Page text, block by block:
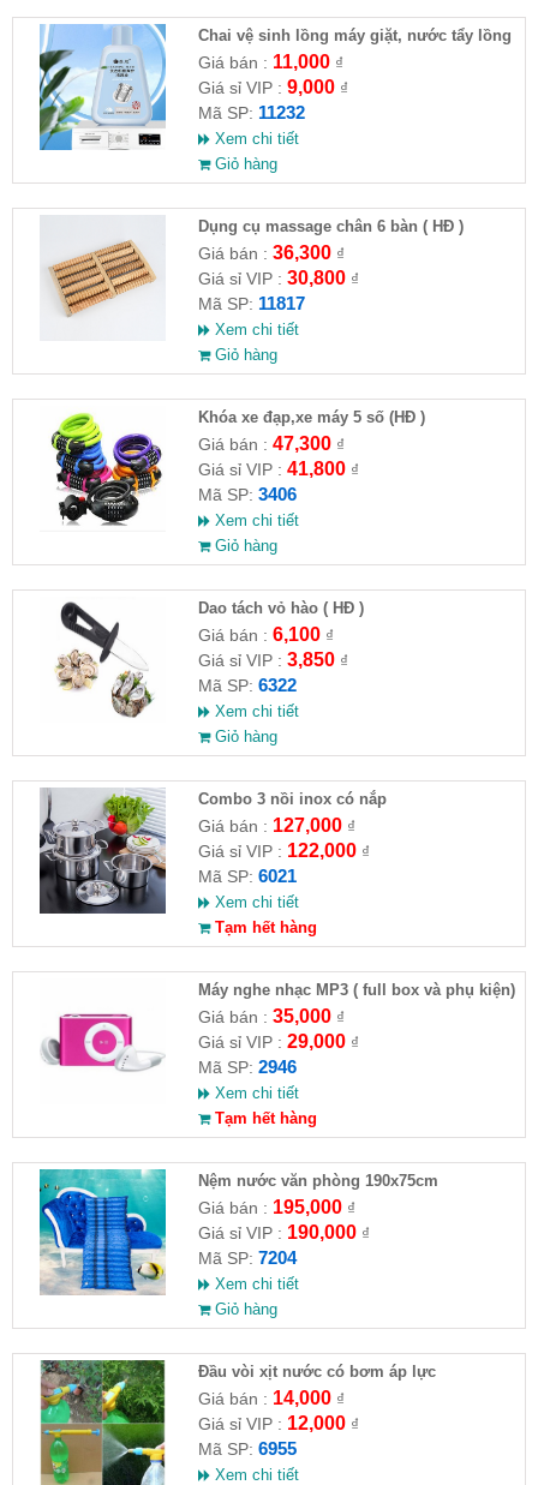
Chai vệ sinh lồng máy giặt, nước tẩy lồng
máy giặt CLEANING FLUID
Giá bán : 11,000₫
Giá sỉ VIP : 9,000₫
Mã SP: 11232
Xem chi tiết
Giỏ hàng
Dụng cụ massage chân 6 bàn ( HĐ )
Giá bán : 36,300₫
Giá sỉ VIP : 30,800₫
Mã SP: 11817
Xem chi tiết
Giỏ hàng
Khóa xe đạp,xe máy 5 số (HĐ )
Giá bán : 47,300₫
Giá sỉ VIP : 41,800₫
Mã SP: 3406
Xem chi tiết
Giỏ hàng
Dao tách vỏ hào ( HĐ )
Giá bán : 6,100₫
Giá sỉ VIP : 3,850₫
Mã SP: 6322
Xem chi tiết
Giỏ hàng
Combo 3 nồi inox có nắp
Giá bán : 127,000₫
Giá sỉ VIP : 122,000₫
Mã SP: 6021
Xem chi tiết
Tạm hết hàng
Máy nghe nhạc MP3 ( full box và phụ kiện)
Giá bán : 35,000₫
Giá sỉ VIP : 29,000₫
Mã SP: 2946
Xem chi tiết
Tạm hết hàng
Nệm nước văn phòng 190x75cm
Giá bán : 195,000₫
Giá sỉ VIP : 190,000₫
Mã SP: 7204
Xem chi tiết
Giỏ hàng
Đầu vòi xịt nước có bơm áp lực
Giá bán : 14,000₫
Giá sỉ VIP : 12,000₫
Mã SP: 6955
Xem chi tiết